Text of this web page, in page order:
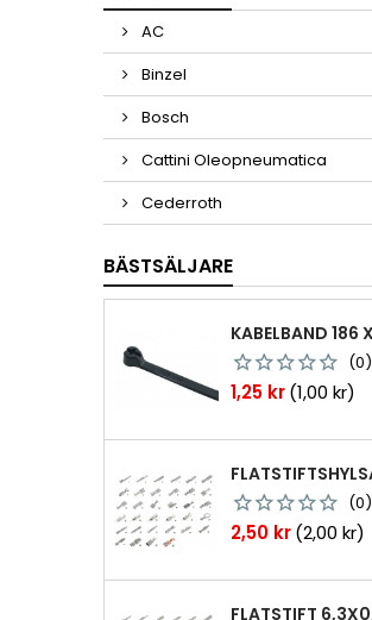
AC
Binzel
Bosch
Cattini Oleopneumatica
Cederroth
BÄSTSÄLJARE
(0)
Pris
1,25 kr(1,00 kr)
(0)
Pris
2,50 kr(2,00 kr)